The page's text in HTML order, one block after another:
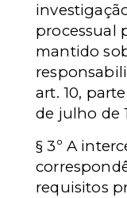
processual
mantido
art. 10,
de julho de
§ 3º A
requisitos